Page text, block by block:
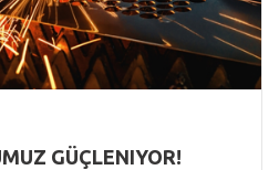
GÜÇLENIYOR!